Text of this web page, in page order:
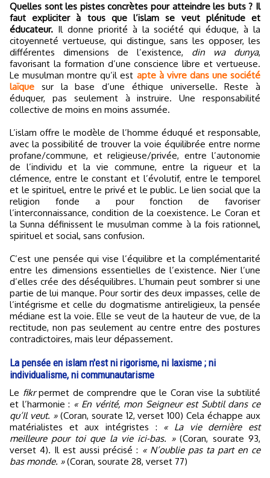
Quelles sont les pistes concrètes pour atteindre les buts ? Il
faut expliciter à tous que l’islam se veut plénitude et
éducateur. Il donne priorité à la société qui éduque, à la
citoyenneté vertueuse, qui distingue, sans les opposer, les
différentes dimensions de l’existence, din wa dunya,
favorisant la formation d’une conscience libre et vertueuse.
Le musulman montre qu’il est apte à vivre dans une société
laïque sur la base d’une éthique universelle. Reste à
éduquer, pas seulement à instruire. Une responsabilité
collective de moins en moins assumée.
L’islam offre le modèle de l’homme éduqué et responsable,
avec la possibilité de trouver la voie équilibrée entre norme
profane/commune, et religieuse/privée, entre l’autonomie
de l’individu et la vie commune, entre la rigueur et la
clémence, entre le constant et l’évolutif, entre le temporel
et le spirituel, entre le privé et le public. Le lien social que la
religion fonde a pour fonction de favoriser
l’interconnaissance, condition de la coexistence. Le Coran et
la Sunna définissent le musulman comme à la fois rationnel,
spirituel et social, sans confusion.
C’est une pensée qui vise l’équilibre et la complémentarité
entre les dimensions essentielles de l’existence. Nier l’une
d’elles crée des déséquilibres. L’humain peut sombrer si une
partie de lui manque. Pour sortir des deux impasses, celle de
l’intégrisme et celle du dogmatisme antireligieux, la pensée
médiane est la voie. Elle se veut de la hauteur de vue, de la
rectitude, non pas seulement au centre entre des postures
contradictoires, mais leur dépassement.
La pensée en islam n'est ni rigorisme, ni laxisme ; ni
individualisme, ni communautarisme
Le fikrpermet de comprendre que le Coran vise la subtilité
et l’harmonie : « En vérité, mon Seigneur est Subtil dans ce
qu’Il veut. »(Coran, sourate 12, verset 100) Cela échappe aux
matérialistes et aux intégristes : « La vie dernière est
meilleure pour toi que la vie ici-bas. »(Coran, sourate 93,
verset 4). Il est aussi précisé : « N’oublie pas ta part en ce
bas monde. »(Coran, sourate 28, verset 77)